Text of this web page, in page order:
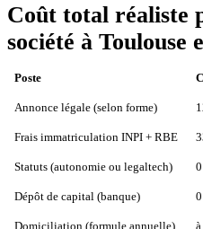
Coût total réaliste
société à Toulouse
Poste
Annonce légale (selon forme)
Frais immatriculation INPI + RBE
Statuts (autonomie ou legaltech)
Dépôt de capital (banque)